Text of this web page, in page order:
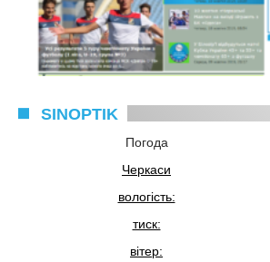
SINOPTIK
Погода
Черкаси
вологість:
тиск:
вітер: